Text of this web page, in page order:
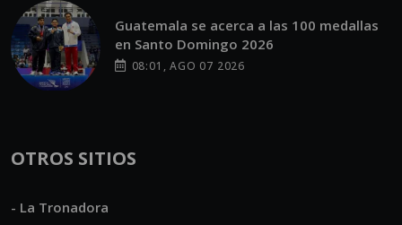
Guatemala se acerca a las 100 medallas
en Santo Domingo 2026
08:01, AGO 07 2026
OTROS SITIOS
- La Tronadora